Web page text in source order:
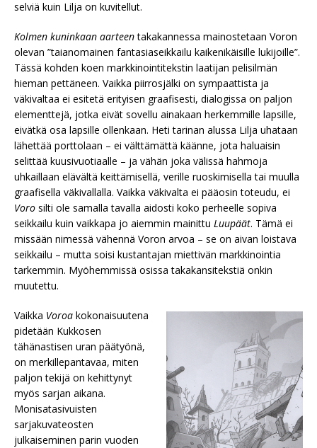
selviä kuin Lilja on kuvitellut.
Kolmen kuninkaan aarteentakakannessa mainostetaan Voron
olevan ”taianomainen fantasiaseikkailu kaikenikäisille lukijoille”.
Tässä kohden koen markkinointitekstin laatijan pelisilmän
hieman pettäneen. Vaikka piirrosjälki on sympaattista ja
väkivaltaa ei esitetä erityisen graafisesti, dialogissa on paljon
elementtejä, jotka eivät sovellu ainakaan herkemmille lapsille,
eivätkä osa lapsille ollenkaan. Heti tarinan alussa Lilja uhataan
lähettää porttolaan – ei välttämättä käänne, jota haluaisin
selittää kuusivuotiaalle – ja vähän joka välissä hahmoja
uhkaillaan elävältä keittämisellä, verille ruoskimisella tai muulla
graafisella väkivallalla. Vaikka väkivalta ei pääosin toteudu, ei
Voro silti ole samalla tavalla aidosti koko perheelle sopiva
seikkailu kuin vaikkapa jo aiemmin mainittu Luupäät. Tämä ei
missään nimessä vähennä Voron arvoa – se on aivan loistava
seikkailu – mutta soisi kustantajan miettivän markkinointia
tarkemmin. Myöhemmissä osissa takakansitekstiä onkin
muutettu.
Vaikka Voroa kokonaisuutena
pidetään Kukkosen
tähänastisen uran päätyönä,
on merkillepantavaa, miten
paljon tekijä on kehittynyt
myös sarjan aikana.
Monisatasivuisten
sarjakuvateosten
julkaiseminen parin vuoden